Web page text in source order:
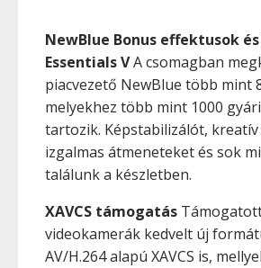
NewBlue Bonus effektusok
Essentials VA csomagban
piacvezető NewBlue több mint
melyekhez több mint 1000
tartozik. Képstabilizálót,
izgalmas átmeneteket és sok
találunk a készletben.
XAVCS támogatás
videokamerák kedvelt új
AV/H.264 alapú XAVCS is,